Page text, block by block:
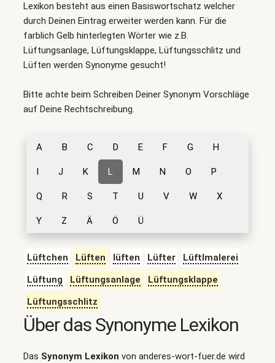
Lexikon besteht aus einen Basiswortschatz welcher
durch Deinen Eintrag erweiter werden kann. Für die
farblich Gelb hinterlegten Wörter wie z.B.
Lüftungsanlage, Lüftungsklappe, Lüftungsschlitz und
Lüften werden Synonyme gesucht!
Bitte achte beim Schreiben Deiner Synonym Vorschläge
auf Deine Rechtschreibung.
A B C D E F G H
I J K L M N O P
Q R S T U V W X
Y Z Ä Ö Ü
Lüftchen Lüften lüften Lüfter
Lüftlmalerei
Lüftung
Lüftungsanlage
Lüftungsklappe
Lüftungsschlitz
Über das Synonyme Lexikon
Das Synonym Lexikon von anderes-wort-fuer.de wird